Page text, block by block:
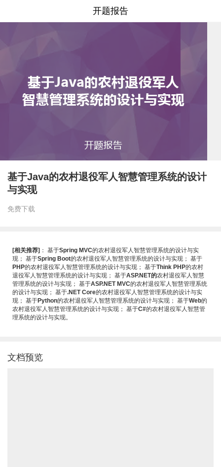
开题报告
基于Java的农村退役军人智慧管理系统的设计
与实现
免费下载
[相关推荐] ： 基于Spring MVC的农村退役军人智慧管理系统的设计与实
现 ； 基于Spring Boot的农村退役军人智慧管理系统的设计与实现 ； 基于
PHP的农村退役军人智慧管理系统的设计与实现 ； 基于Think PHP的农村
退役军人智慧管理系统的设计与实现 ； 基于ASP.NET的农村退役军人智慧
管理系统的设计与实现 ； 基于ASP.NET MVC的农村退役军人智慧管理系统
的设计与实现 ； 基于.NET Core的农村退役军人智慧管理系统的设计与实
现 ； 基于Python的农村退役军人智慧管理系统的设计与实现 ； 基于Web的
农村退役军人智慧管理系统的设计与实现 ； 基于C#的农村退役军人智慧管
理系统的设计与实现。
文档预览